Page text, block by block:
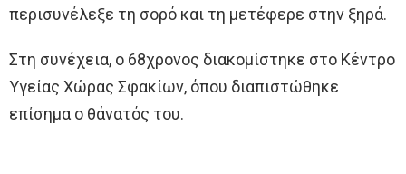
περισυνέλεξε τη σορό και τη μετέφερε στην ξηρά.
Στη συνέχεια, ο 68χρονος διακομίστηκε στο Κέντρο
Υγείας Χώρας Σφακίων, όπου διαπιστώθηκε
επίσημα ο θάνατός του.